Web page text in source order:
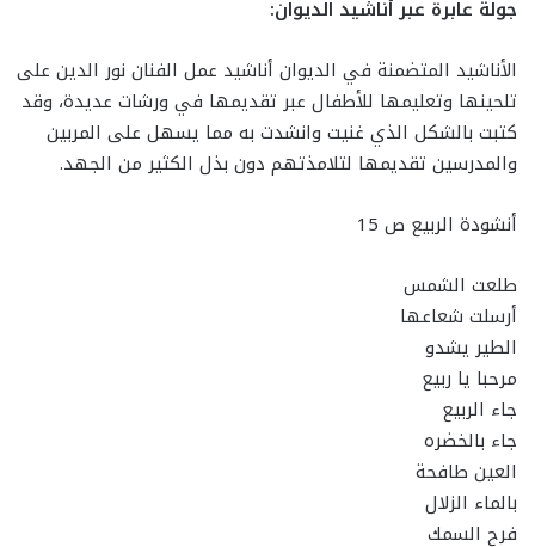
جولة عابرة عبر أناشيد الديوان:
الأناشيد المتضمنة في الديوان أناشيد عمل الفنان نور الدين على
تلحينها وتعليمها للأطفال عبر تقديمها في ورشات عديدة، وقد
كتبت بالشكل الذي غنيت وانشدت به مما يسهل على المربين
والمدرسين تقديمها لتلامذتهم دون بذل الكثير من الجهد.
أنشودة الربيع ص 15
طلعت الشمس
أرسلت شعاعها
الطير يشدو
مرحبا يا ربيع
جاء الربيع
جاء بالخضره
العين طافحة
بالماء الزلال
فرح السمك